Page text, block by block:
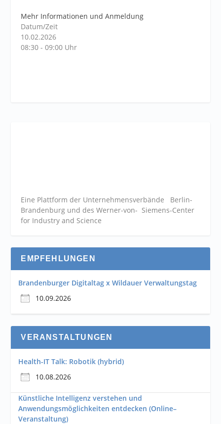
Mehr Informationen und Anmeldung
Datum/Zeit
10.02.2026
08:30 - 09:00 Uhr
Eine Plattform der Unternehmensverbände Berlin-
Brandenburg und des Werner-von- Siemens-Center
for Industry and Science
EMPFEHLUNGEN
Brandenburger Digitaltag x Wildauer Verwaltungstag
10.09.2026
VERANSTALTUNGEN
Health-IT Talk: Robotik (hybrid)
10.08.2026
Künstliche Intelligenz verstehen und
Anwendungsmöglichkeiten entdecken (Online–
Veranstaltung)